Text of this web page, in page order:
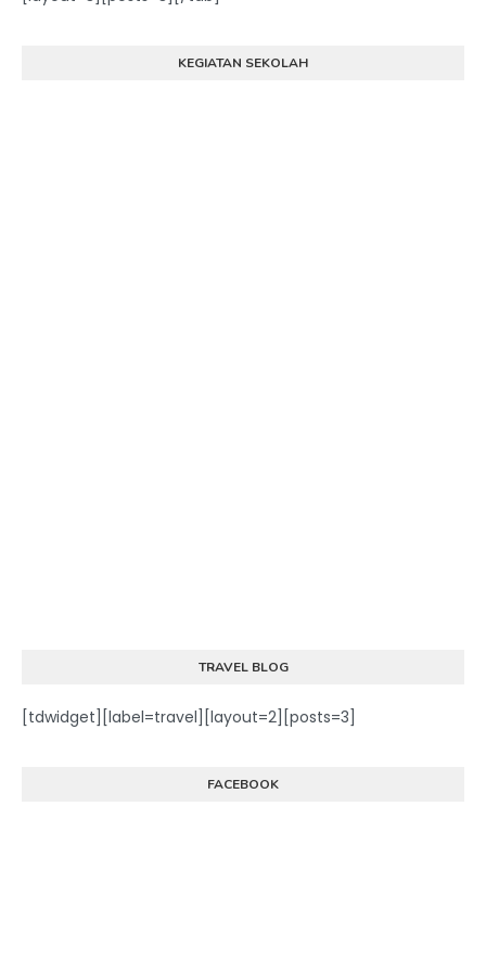
KEGIATAN SEKOLAH
TRAVEL BLOG
[tdwidget][label=travel][layout=2][posts=3]
FACEBOOK